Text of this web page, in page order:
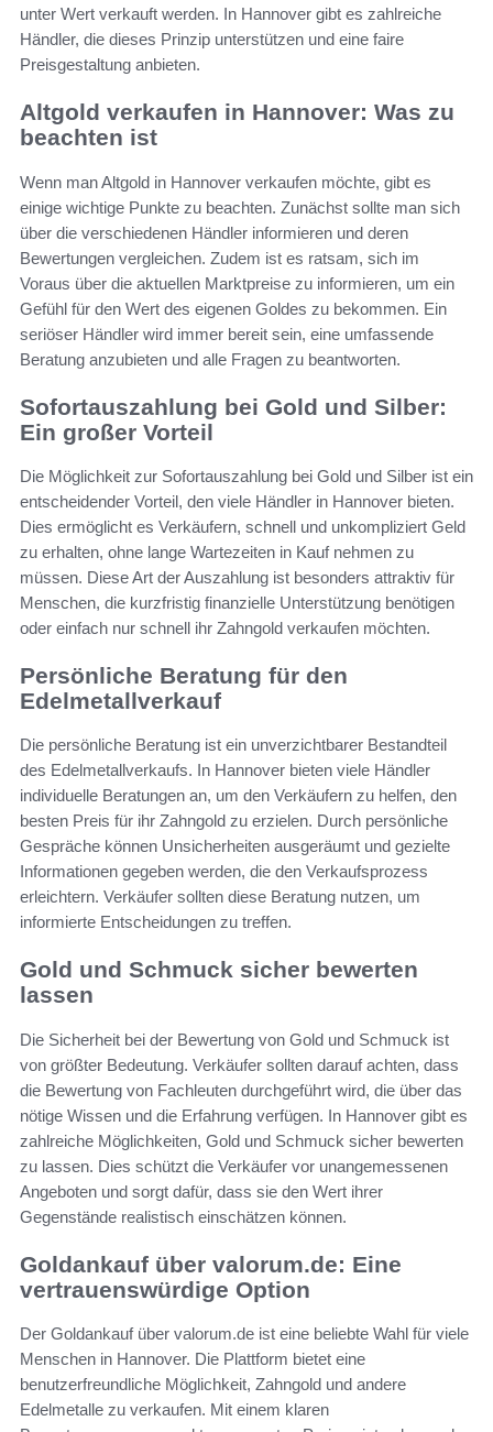
unter Wert verkauft werden. In Hannover gibt es zahlreiche
Händler, die dieses Prinzip unterstützen und eine faire
Preisgestaltung anbieten.
Altgold verkaufen in Hannover: Was zu
beachten ist
Wenn man Altgold in Hannover verkaufen möchte, gibt es
einige wichtige Punkte zu beachten. Zunächst sollte man sich
über die verschiedenen Händler informieren und deren
Bewertungen vergleichen. Zudem ist es ratsam, sich im
Voraus über die aktuellen Marktpreise zu informieren, um ein
Gefühl für den Wert des eigenen Goldes zu bekommen. Ein
seriöser Händler wird immer bereit sein, eine umfassende
Beratung anzubieten und alle Fragen zu beantworten.
Sofortauszahlung bei Gold und Silber:
Ein großer Vorteil
Die Möglichkeit zur Sofortauszahlung bei Gold und Silber ist ein
entscheidender Vorteil, den viele Händler in Hannover bieten.
Dies ermöglicht es Verkäufern, schnell und unkompliziert Geld
zu erhalten, ohne lange Wartezeiten in Kauf nehmen zu
müssen. Diese Art der Auszahlung ist besonders attraktiv für
Menschen, die kurzfristig finanzielle Unterstützung benötigen
oder einfach nur schnell ihr Zahngold verkaufen möchten.
Persönliche Beratung für den
Edelmetallverkauf
Die persönliche Beratung ist ein unverzichtbarer Bestandteil
des Edelmetallverkaufs. In Hannover bieten viele Händler
individuelle Beratungen an, um den Verkäufern zu helfen, den
besten Preis für ihr Zahngold zu erzielen. Durch persönliche
Gespräche können Unsicherheiten ausgeräumt und gezielte
Informationen gegeben werden, die den Verkaufsprozess
erleichtern. Verkäufer sollten diese Beratung nutzen, um
informierte Entscheidungen zu treffen.
Gold und Schmuck sicher bewerten
lassen
Die Sicherheit bei der Bewertung von Gold und Schmuck ist
von größter Bedeutung. Verkäufer sollten darauf achten, dass
die Bewertung von Fachleuten durchgeführt wird, die über das
nötige Wissen und die Erfahrung verfügen. In Hannover gibt es
zahlreiche Möglichkeiten, Gold und Schmuck sicher bewerten
zu lassen. Dies schützt die Verkäufer vor unangemessenen
Angeboten und sorgt dafür, dass sie den Wert ihrer
Gegenstände realistisch einschätzen können.
Goldankauf über valorum.de: Eine
vertrauenswürdige Option
Der Goldankauf über valorum.de ist eine beliebte Wahl für viele
Menschen in Hannover. Die Plattform bietet eine
benutzerfreundliche Möglichkeit, Zahngold und andere
Edelmetalle zu verkaufen. Mit einem klaren